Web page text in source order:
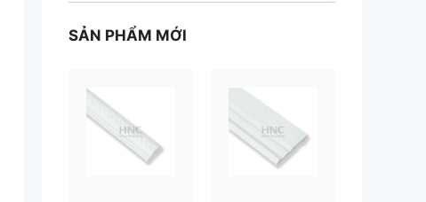
SẢN PHẨM MỚI